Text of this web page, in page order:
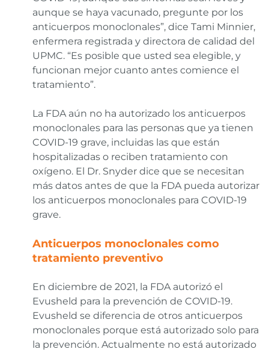
aunque se haya vacunado, pregunte por los
anticuerpos monoclonales”, dice Tami Minnier,
enfermera registrada y directora de calidad del
UPMC. “Es posible que usted sea elegible, y
funcionan mejor cuanto antes comience el
tratamiento”.
La FDA aún no ha autorizado los anticuerpos
monoclonales para las personas que ya tienen
COVID-19 grave, incluidas las que están
hospitalizadas o reciben tratamiento con
oxígeno. El Dr. Snyder dice que se necesitan
más datos antes de que la FDA pueda autorizar
los anticuerpos monoclonales para COVID-19
grave.
Anticuerpos monoclonales como
tratamiento preventivo
En diciembre de 2021, la FDA autorizó el
Evusheld para la prevención de COVID-19.
Evusheld se diferencia de otros anticuerpos
monoclonales porque está autorizado solo para
la prevención. Actualmente no está autorizado